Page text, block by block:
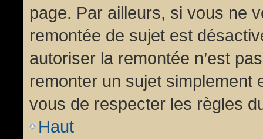
page. Par ailleurs, si vous ne
remontée de sujet est
autoriser la remontée n’est
remonter un sujet simplement
vous de respecter les règles
Haut